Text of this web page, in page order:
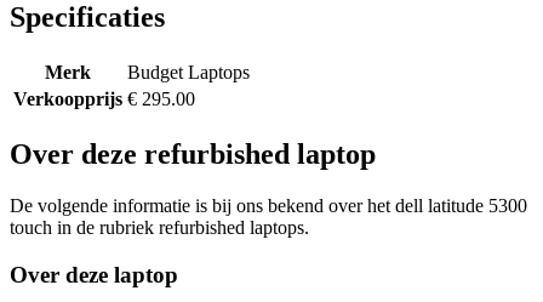
Specificaties
Merk
Budget Laptops
Verkoopprijs € 295.00
Over deze refurbished laptop
De volgende informatie is bij ons bekend over het dell latitude 5300
touch in de rubriek refurbished laptops.
Over deze laptop